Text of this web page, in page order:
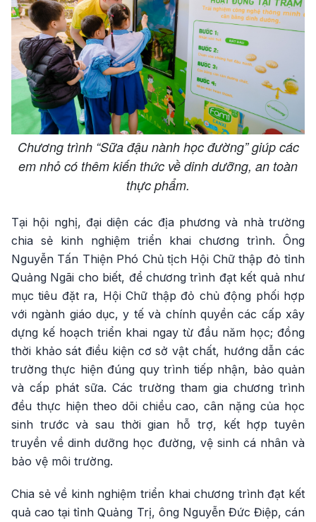
Chương trình “Sữa đậu nành học đường” giúp các
em nhỏ có thêm kiến thức về dinh dưỡng, an toàn
thực phẩm.
Tại hội nghị, đại diện các địa phương và nhà trường
chia sẻ kinh nghiệm triển khai chương trình. Ông
Nguyễn Tấn Thiện Phó Chủ tịch Hội Chữ thập đỏ tỉnh
Quảng Ngãi cho biết, để chương trình đạt kết quả như
mục tiêu đặt ra, Hội Chữ thập đỏ chủ động phối hợp
với ngành giáo dục, y tế và chính quyền các cấp xây
dựng kế hoạch triển khai ngay từ đầu năm học; đồng
thời khảo sát điều kiện cơ sở vật chất, hướng dẫn các
trường thực hiện đúng quy trình tiếp nhận, bảo quản
và cấp phát sữa. Các trường tham gia chương trình
đều thực hiện theo dõi chiều cao, cân nặng của học
sinh trước và sau thời gian hỗ trợ, kết hợp tuyên
truyền về dinh dưỡng học đường, vệ sinh cá nhân và
bảo vệ môi trường.
Chia sẻ về kinh nghiệm triển khai chương trình đạt kết
quả cao tại tỉnh Quảng Trị, ông Nguyễn Đức Điệp, cán